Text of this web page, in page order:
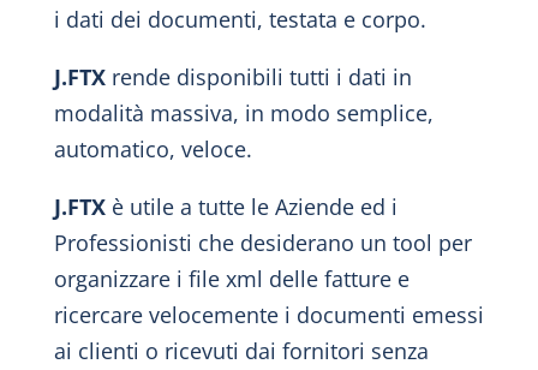
i dati dei documenti, testata e corpo.
J.FTXrende disponibili tutti i dati in
modalità massiva, in modo semplice,
automatico, veloce.
J.FTXè utile a tutte le Aziende ed i
Professionisti che desiderano un tool per
organizzare i file xml delle fatture e
ricercare velocemente i documenti emessi
ai clienti o ricevuti dai fornitori senza